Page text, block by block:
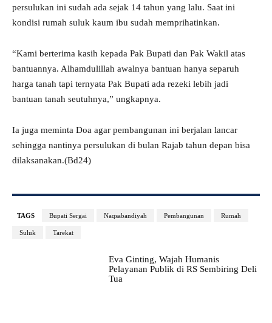
persulukan ini sudah ada sejak 14 tahun yang lalu. Saat ini
kondisi rumah suluk kaum ibu sudah memprihatinkan.
“Kami berterima kasih kepada Pak Bupati dan Pak Wakil atas
bantuannya. Alhamdulillah awalnya bantuan hanya separuh
harga tanah tapi ternyata Pak Bupati ada rezeki lebih jadi
bantuan tanah seutuhnya,” ungkapnya.
Ia juga meminta Doa agar pembangunan ini berjalan lancar
sehingga nantinya persulukan di bulan Rajab tahun depan bisa
dilaksanakan.(Bd24)
TAGS Bupati Sergai Naqsabandiyah Pembangunan Rumah
Suluk Tarekat
Eva Ginting, Wajah Humanis
Pelayanan Publik di RS Sembiring Deli
Tua